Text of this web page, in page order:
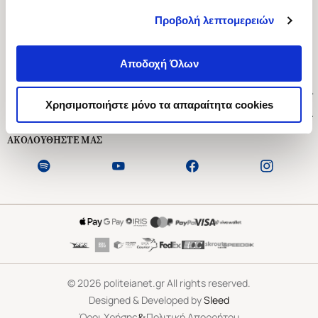
Προβολή λεπτομερειών
Αποδοχή Όλων
Χρησιμοποιήστε μόνο τα απαραίτητα cookies
Ασκληπιού 1-3, Αθήνα 106 79
Δευτέρα - Παρασκευή 09:00-21:00
Εξυπηρέτηση Πελατών
ΑΚΟΛΟΥΘΗΣΤΕ ΜΑΣ
©2026 politeianet.gr All rights reserved.
Designed & Developed bySleed